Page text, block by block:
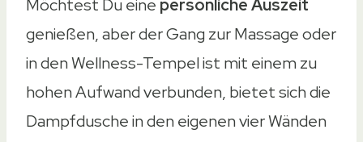
Möchtest Du eine persönliche Auszeit
genießen, aber der Gang zur Massage oder
in den Wellness-Tempel ist mit einem zu
hohen Aufwand verbunden, bietet sich die
Dampfdusche in den eigenen vier Wänden